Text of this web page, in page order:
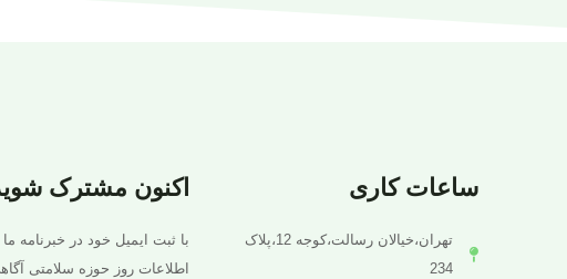
ساعات کاری
تهران،خیالان رسالت،کوجه 12،پلاک
234
اکنون مشترک
با ثبت ایمیل خود در خبرنامه
اطلاعات روز حوزه سلامتی